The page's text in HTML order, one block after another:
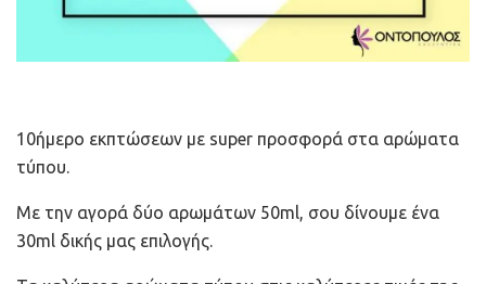
10ήμερο εκπτώσεων με super προσφορά στα αρώματα
τύπου.
Με την αγορά δύο αρωμάτων 50ml, σου δίνουμε ένα
30ml δικής μας επιλογής.